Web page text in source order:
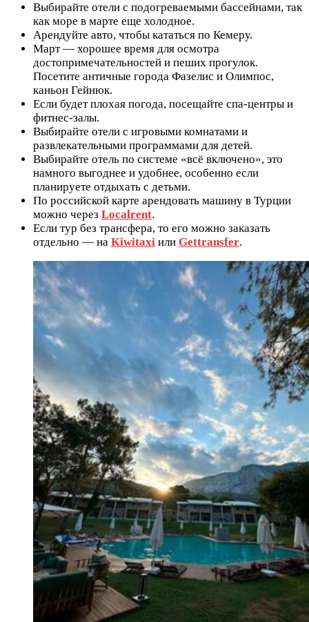
Выбирайте отели с подогреваемыми бассейнами, так
как море в марте еще холодное.
Арендуйте авто, чтобы кататься по Кемеру.
Март — хорошее время для осмотра
достопримечательностей и пеших прогулок.
Посетите античные города Фазелис и Олимпос,
каньон Гейнюк.
Если будет плохая погода, посещайте спа-центры и
фитнес-залы.
Выбирайте отели с игровыми комнатами и
развлекательными программами для детей.
Выбирайте отель по системе «всё включено», это
намного выгоднее и удобнее, особенно если
планируете отдыхать с детьми.
По российской карте арендовать машину в Турции
можно через Localrent.
Если тур без трансфера, то его можно заказать
отдельно — на Kiwitaxi или Gettransfer.